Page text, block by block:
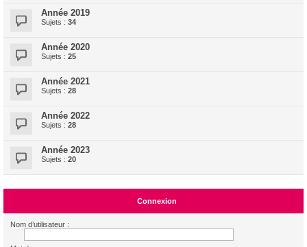
Année 2019
Sujets : 34
Année 2020
Sujets : 25
Année 2021
Sujets : 28
Année 2022
Sujets : 28
Année 2023
Sujets : 20
Connexion
Nom d’utilisateur :